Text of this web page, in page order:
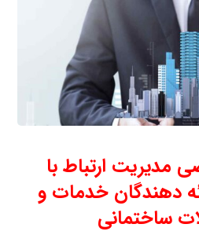
مدیریت ارتباط با
دهندگان خدمات و
ساختمانی